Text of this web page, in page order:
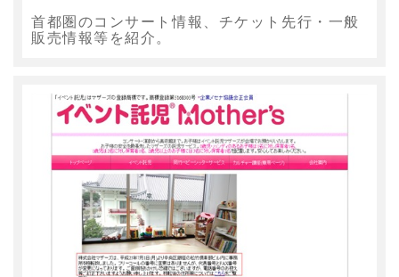
首都圏のコンサート情報、チケット先行・一般
販売情報等を紹介。